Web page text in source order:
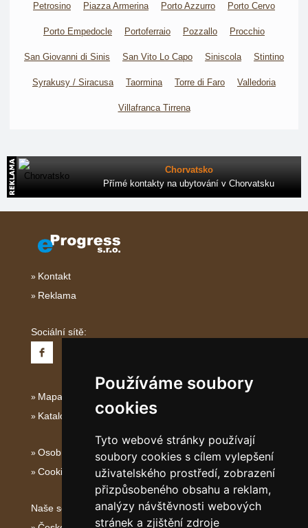
Používáme soubory
cookies
Tyto webové stránky používají
soubory cookies s cílem vylepšení
uživatelského prostředí, zobrazení
přizpůsobeného obsahu a reklam,
analýzy návštěvnosti webových
stránek a zjištění zdroje
Petrosino Piazza Armerina Porto Azzurro Porto Cervo
Porto Empedocle Portoferraio Pozzallo Procchio
San Giovanni di Sinis San Vito Lo Capo Siniscola Stintino
Syrakusy / Siracusa Taormina Torre di Faro Valledoria
Villafranca Tirrena
Chorvatsko
Přímé kontakty na ubytování v Chorvatsku
Kontakt
Reklama
Sociální sítě:
Mapa serveru Italské Ostrovy
Katalog ubytování
Osobní údaje
Cookies
Naše servery: